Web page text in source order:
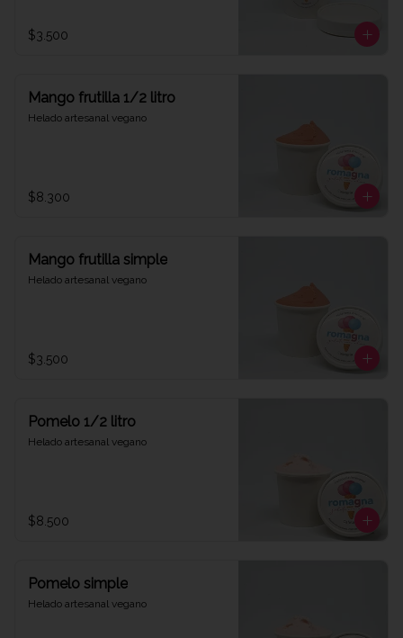
$3.500
Mango frutilla 1/2 litro
Helado artesanal vegano
$8.300
Mango frutilla simple
Helado artesanal vegano
$3.500
Pomelo 1/2 litro
Helado artesanal vegano
$8.500
Pomelo simple
Helado artesanal vegano